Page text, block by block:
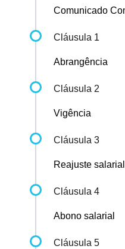
Comunicado
Cláusula 1
Abrangência
Cláusula 2
Vigência
Cláusula 3
Reajuste salarial
Cláusula 4
Abono salarial
Cláusula 5